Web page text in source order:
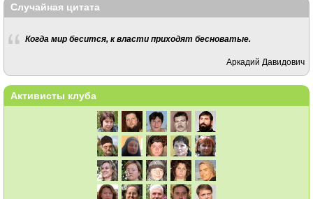
Случайная цитата
Когда мир бесится, к власти приходят бесноватые.
Аркадий Давидович
Активисты клуба